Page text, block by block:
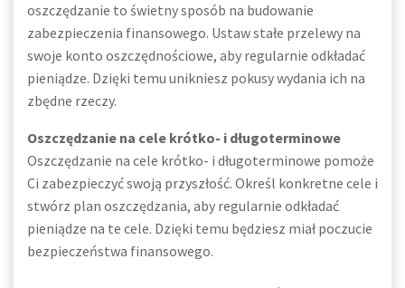
oszczędzanie to świetny sposób na budowanie
zabezpieczenia finansowego. Ustaw stałe przelewy na
swoje konto oszczędnościowe, aby regularnie odkładać
pieniądze. Dzięki temu unikniesz pokusy wydania ich na
zbędne rzeczy.
Oszczędzanie na cele krótko- i długoterminowe
Oszczędzanie na cele krótko- i długoterminowe pomoże
Ci zabezpieczyć swoją przyszłość. Określ konkretne cele i
stwórz plan oszczędzania, aby regularnie odkładać
pieniądze na te cele. Dzięki temu będziesz miał poczucie
bezpieczeństwa finansowego.